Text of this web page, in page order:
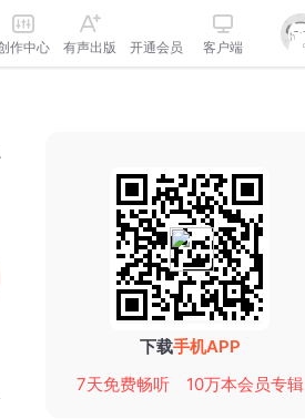
作中心 有声出版 开通会员 客户端
下载手机APP
7天免费畅听
10万本会员专辑